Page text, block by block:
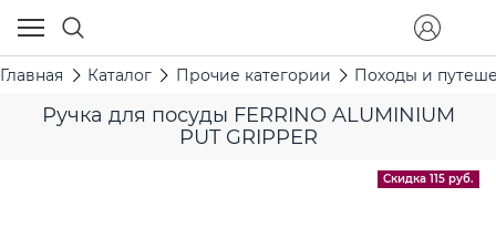
Главная Каталог Прочие категории Походы и
Ручка для посуды FERRINO ALUMINIUM
PUT GRIPPER
Скидка 115 руб.